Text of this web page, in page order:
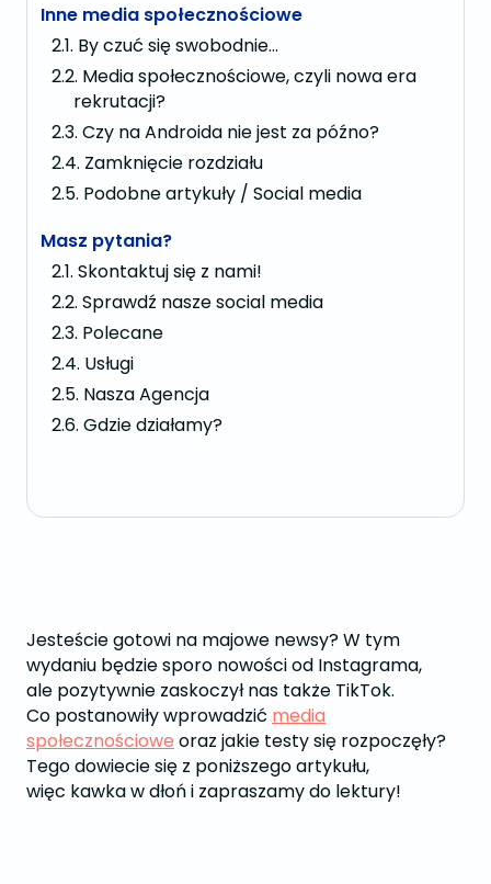
Inne media społecznościowe
By czuć się swobodnie…
Media społecznościowe, czyli nowa era
rekrutacji?
Czy na Androida nie jest za późno?
Zamknięcie rozdziału
Podobne artykuły / Social media
Masz pytania?
Skontaktuj się z nami!
Sprawdź nasze social media
Polecane
Usługi
Nasza Agencja
Gdzie działamy?
Jesteście gotowi na majowe newsy? W tym
wydaniu będzie sporo nowości od Instagrama,
ale pozytywnie zaskoczył nas także TikTok.
Co postanowiły wprowadzić media
społecznościowe oraz jakie testy się rozpoczęły?
Tego dowiecie się z poniższego artykułu,
więc kawka w dłoń i zapraszamy do lektury!